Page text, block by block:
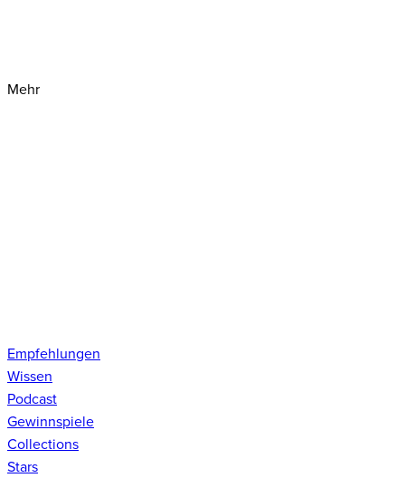
Mehr
Empfehlungen
Wissen
Podcast
Gewinnspiele
Collections
Stars